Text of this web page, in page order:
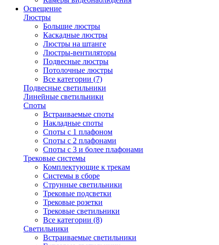
Освещение
Люстры
Большие люстры
Каскадные люстры
Люстры на штанге
Люстры-вентиляторы
Подвесные люстры
Потолочные люстры
Все категории (7)
Подвесные светильники
Линейные светильники
Споты
Встраиваемые споты
Накладные споты
Споты с 1 плафоном
Споты с 2 плафонами
Споты с 3 и более плафонами
Трековые системы
Комплектующие к трекам
Системы в сборе
Струнные светильники
Трековые подсветки
Трековые розетки
Трековые светильники
Все категории (8)
Светильники
Встраиваемые светильники